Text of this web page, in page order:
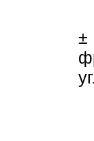
±